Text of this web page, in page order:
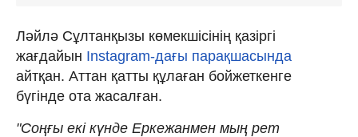
Ләйлә Сұлтанқызы көмекшісінің қазіргі
жағдайын Instagram-дағы парақшасында
айтқан. Аттан қатты құлаған бойжеткенге
бүгінде ота жасалған.
"Соңғы екі күнде Еркежанмен мың рет